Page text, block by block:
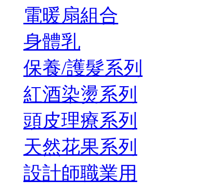
電暖扇組合
身體乳
保養/護髮系列
紅酒染燙系列
頭皮理療系列
天然花果系列
設計師職業用